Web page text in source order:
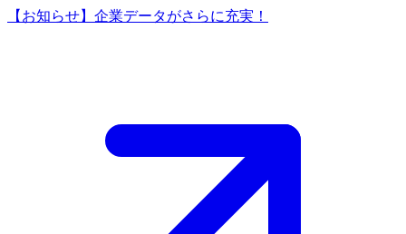
【お知らせ】企業データがさらに充実！